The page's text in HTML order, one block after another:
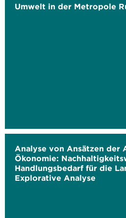
Umwelt in der Metropole
Analyse von Ansätzen der
Ökonomie:
Handlungsbedarf für die
Explorative Analyse